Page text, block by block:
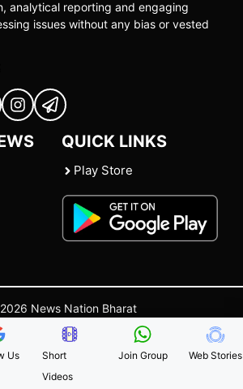
analytical reporting and engaging
issues without any bias or vested
QUICK LINKS
Play Store
News Nation Bharat
Us |Policies Terms and Conditions
Us
Short
Videos
Join Group Web Stories